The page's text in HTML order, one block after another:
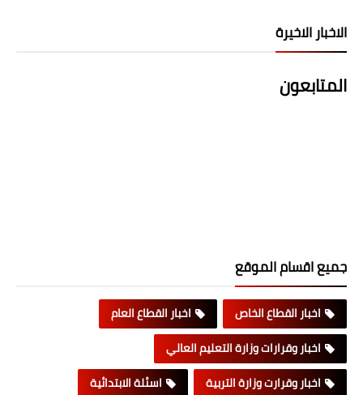
الاخبار الاخيرة
المتابعون
جميع اقسام الموقع
اخبار القطاع الخاص
اخبار القطاع العام
اخبار وقرارات وزارة التعليم العالي
اخبار وقرارت وزارة التربية
اسئلة الابتدائية